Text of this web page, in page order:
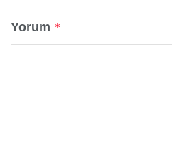
Yorum *